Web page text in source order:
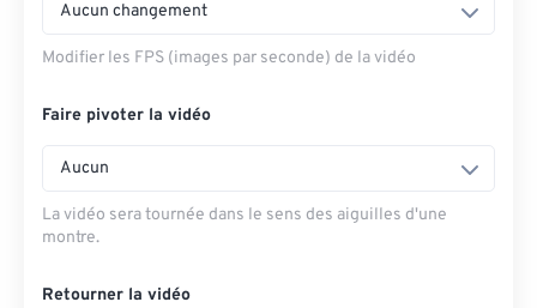
Aucun changement
Modifier les FPS (images par seconde) de la vidéo
Faire pivoter la vidéo
Aucun
La vidéo sera tournée dans le sens des aiguilles d'une
montre.
Retourner la vidéo